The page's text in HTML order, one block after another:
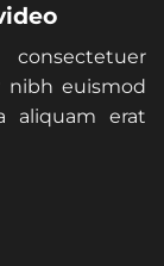
nibh euismod
aliquam erat